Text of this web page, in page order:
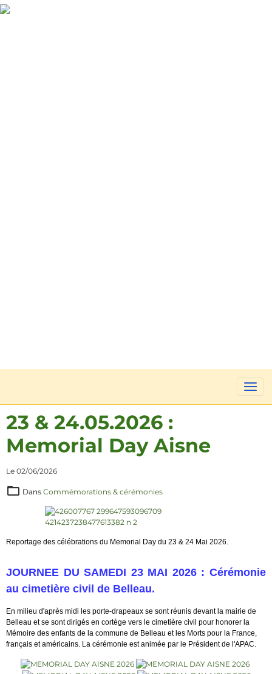
23 & 24.05.2026 :
Memorial Day Aisne
Le 02/06/2026
Dans Commémorations & cérémonies
Reportage des célébrations du Memorial Day du 23 & 24 Mai 2026.
JOURNEE DU SAMEDI 23 MAI 2026 : Cérémonie
au cimetière civil de Belleau.
En milieu d'après midi les porte-drapeaux se sont réunis devant la mairie de
Belleau et se sont dirigés en cortège vers le cimetière civil pour honorer la
Mémoire des enfants de la commune de Belleau et les Morts pour la France,
français et américains. La cérémonie est animée par le Président de l'APAC.